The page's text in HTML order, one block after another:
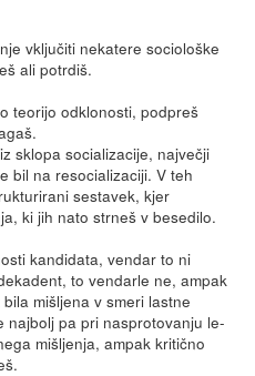
vključiti nekatere sociološke
ali potrdiš.
teorijo odklonosti, podpreš
sklopa socializacije, največji
bil na resocializaciji. V teh
sestavek, kjer
ki jih nato strneš v besedilo.
kandidata, vendar to ni
to vendarle ne, ampak
mišljena v smeri lastne
pa pri nasprotovanju le-
mišljenja, ampak kritično